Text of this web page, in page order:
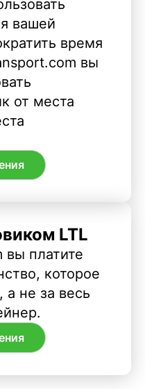
вашей
время
вы
от места
LTL
вы платите
которое
а не за весь